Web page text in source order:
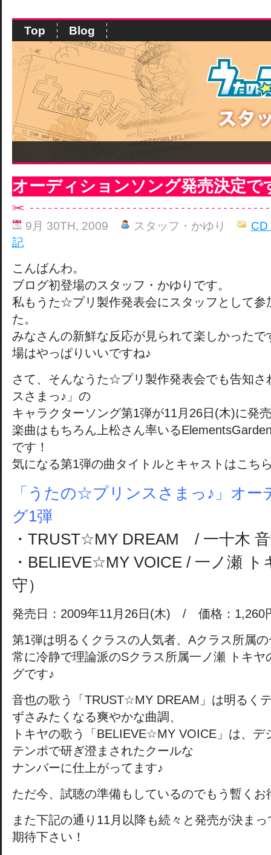
Top Blog
オーディションソング発売決定で
9月 30TH, 2009 スタッフ・かゆり
CD
記
こんばんわ。
ブログ初登場のスタッフ・かゆりです。
私もうた☆プリ製作発表会にスタッフとして参
た。
みなさんの新鮮な反応が見られて楽しかった
場はやっぱりいいですね♪
さて、そんなうた☆プリ製作発表会でも告知
スさまっ♪」の
キャラクターソング第1弾が11月26日(木)に発
楽曲はもちろん上松さん率いる
です！
気になる第1弾の曲タイトルとキャストはこち
「うたの☆プリンスさまっ♪」オー
グ1弾
・TRUST☆MY DREAM / 一十木
・BELIEVE☆MY VOICE / 一ノ瀬 ト
守）
発売日：2009年11月26日(木) / 価格：1,260
第1弾は明るくクラスの人気者、Aクラス所属
常に冷静で理論派のSクラス所属一ノ瀬 トキヤ
グです♪
音也の歌う「TRUST☆MY DREAM」は明るく
ずさみたくなる爽やかな曲調、
トキヤの歌う「BELIEVE☆MY VOICE」は、デ
テンポで研ぎ澄まされたクールな
ナンバーに仕上がってます♪
ただ今、試聴の準備もしているのでもう暫くお
また下記の通り11月以降も続々と発売が決ま
期待下さい！